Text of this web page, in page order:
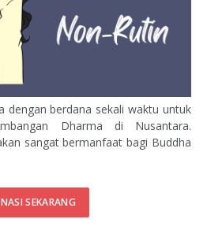
dengan berdana sekali waktu untuk
Dharma di Nusantara.
sangat bermanfaat bagi Buddha
SEKARANG